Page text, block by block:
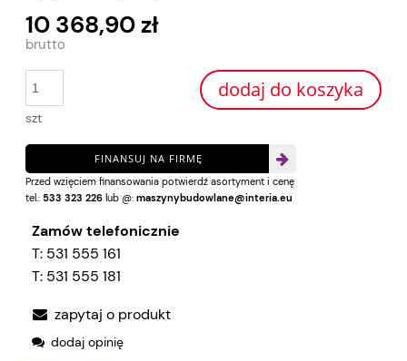
10 368,90 zł
szt
dodaj do koszyka
FINANSUJ NA FIRMĘ
Przed wzięciem finansowania potwierdź asortyment i cenę
tel.: 533 323 226 lub @: maszynybudowlane@interia.eu
Zamów telefonicznie
T: 531 555 161
T: 531 555 181
zapytaj o produkt
dodaj opinię